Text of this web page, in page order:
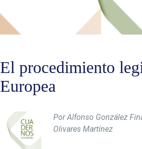
El procedimiento
Europea
Por Alfonso González
Olivares Martínez